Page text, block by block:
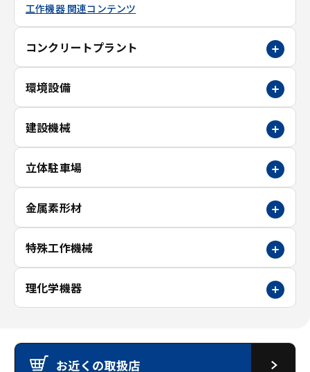
工作機器 関連コンテンツ
コンクリートプラント
環境設備
建設機械
立体駐車場
金属素形材
特殊工作機械
理化学機器